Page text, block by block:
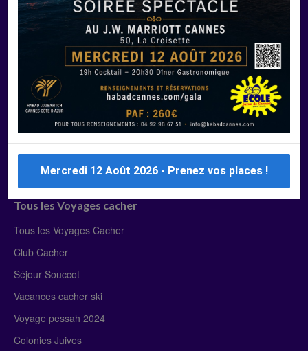
Manger Cacher
Liste des restaurants cacher
Restaurants cacher à Paris
Restaurants cacher à Deauville
Restaurants cacher à Lyon
Restaurants cacher à Marseille
Restaurants cacher Dubaï
Tous les Voyages cacher
Tous les Voyages Cacher
Club Cacher
Séjour Souccot
Vacances cacher ski
Voyage pessah 2024
Colonies Juives
Mercredi 12 Août 2026 - Prenez vos places !